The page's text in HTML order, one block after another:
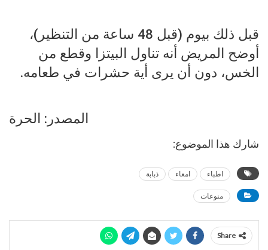
قبل ذلك بيوم (قبل 48 ساعة من التنظير)،
أوضح المريض أنه تناول البيتزا وقطع من
الخس، دون أن يرى أية حشرات في طعامه.
المصدر: الحرة
شارك هذا الموضوع:
اطباء امعاء ذبابة
منوعات
Share